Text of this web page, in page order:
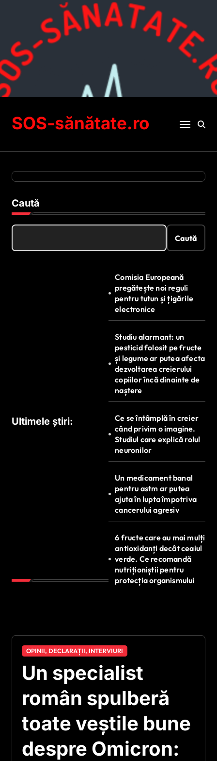
SOS-sănătate.ro
Caută
Caută
Ultimele știri:
Comisia Europeană
pregătește noi reguli
pentru tutun și țigările
electronice
Studiu alarmant: un
pesticid folosit pe fructe
și legume ar putea afecta
dezvoltarea creierului
copiilor încă dinainte de
naștere
Ce se întâmplă în creier
când privim o imagine.
Studiul care explică rolul
neuronilor
Un medicament banal
pentru astm ar putea
ajuta în lupta împotriva
cancerului agresiv
6 fructe care au mai mulți
antioxidanți decât ceaiul
verde. Ce recomandă
nutriționiștii pentru
protecția organismului
OPINII, DECLARAȚII, INTERVIURI
Un specialist
român spulberă
toate veștile bune
despre Omicron: